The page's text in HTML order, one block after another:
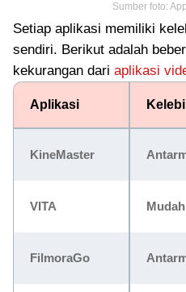
Sumber foto:
Setiap aplikasi memiliki
sendiri. Berikut adalah
kekurangan dari aplikasi
Aplikasi
KineMaster
VITA
FilmoraGo